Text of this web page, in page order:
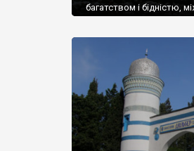
багатством і бідністю,